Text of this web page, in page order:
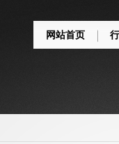
网站首页